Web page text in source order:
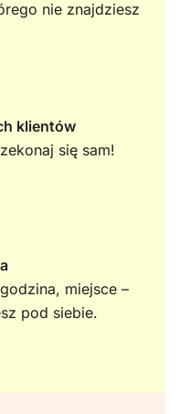
nie znajdziesz
klientów
się sam!
miejsce –
pod siebie.